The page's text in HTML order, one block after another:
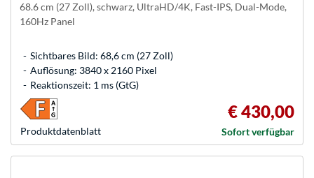
68.6 cm (27 Zoll), schwarz, UltraHD/4K, Fast-IPS, Dual-Mode,
160Hz Panel
Sichtbares Bild: 68,6 cm (27 Zoll)
Auflösung: 3840 x 2160 Pixel
Reaktionszeit: 1 ms (GtG)
Produkt­datenblatt
€ 430,00
Sofort verfügbar